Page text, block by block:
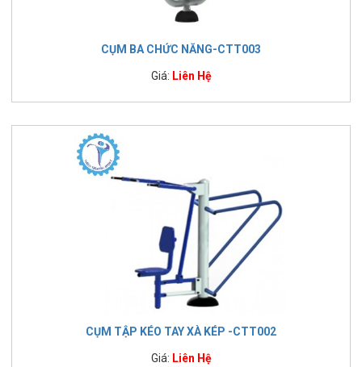
CỤM BA CHỨC NĂNG-CTT003
Giá: Liên Hệ
CỤM TẬP KÉO TAY XÀ KÉP -CTT002
Giá: Liên Hệ